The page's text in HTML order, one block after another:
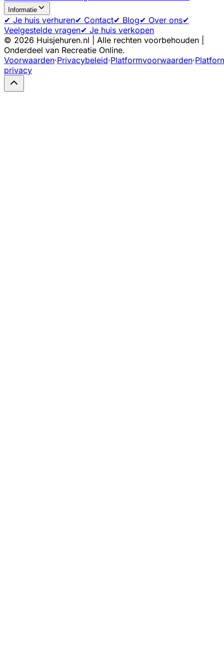
Informatie
✔ Je huis verhuren✔ Contact✔ Blog✔ Over ons✔
Veelgestelde vragen✔ Je huis verkopen
© 2026 Huisjehuren.nl | Alle rechten voorbehouden |
Onderdeel van Recreatie Online.
Voorwaarden·Privacybeleid·Platformvoorwaarden·
privacy